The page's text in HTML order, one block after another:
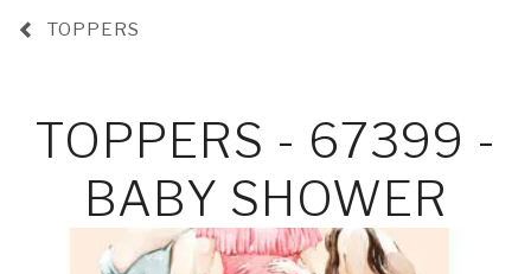
TOPPERS
TOPPERS - 67399 -
BABY SHOWER